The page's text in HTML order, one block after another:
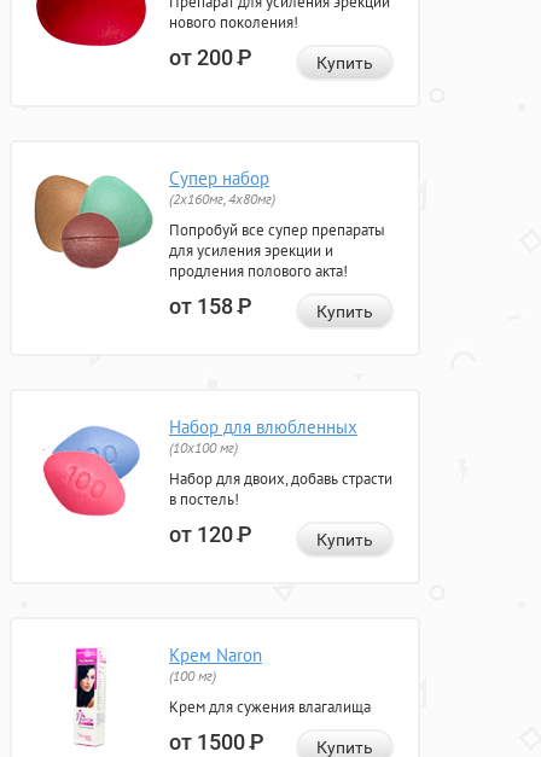
нового поколения!
от 200Р Купить
Супер набор
(2х160мг, 4х80мг)
Попробуй все супер препараты
для усиления эрекции и
продления полового акта!
от 158Р Купить
Набор для влюбленных
(10х100 мг)
Набор для двоих, добавь страсти
в постель!
от 120Р Купить
Крем Naron
(100 мг)
Крем для сужения влагалища
от 1500Р Купить